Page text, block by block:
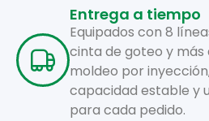
Entrega a tiempo
Equipados con 8
cinta de goteo y más
moldeo por
capacidad estable y
para cada pedido.